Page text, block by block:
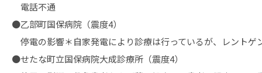
電話不通
●乙部町国保病院（震度4）
停電の影響＊自家発電により診療は行っているが、レントゲ
●せたな町立国保病院大成診療所（震度4）